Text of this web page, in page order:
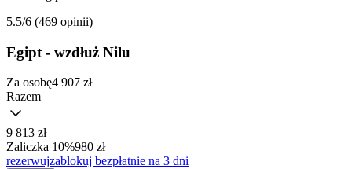
5.5/6 (469 opinii)
Egipt - wzdłuż Nilu
Za osobę4 907 zł
Razem
9 813 zł
Zaliczka 10%980 zł
rezerwujzablokuj bezpłatnie na 3 dni